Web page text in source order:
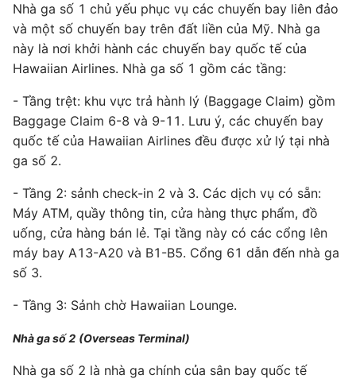
Nhà ga số 1 chủ yếu phục vụ các chuyến bay liên đảo
và một số chuyến bay trên đất liền của Mỹ. Nhà ga
này là nơi khởi hành các chuyến bay quốc tế của
Hawaiian Airlines. Nhà ga số 1 gồm các tầng:
- Tầng trệt: khu vực trả hành lý (Baggage Claim) gồm
Baggage Claim 6-8 và 9-11. Lưu ý, các chuyến bay
quốc tế của Hawaiian Airlines đều được xử lý tại nhà
ga số 2.
- Tầng 2: sảnh check-in 2 và 3. Các dịch vụ có sẵn:
Máy ATM, quầy thông tin, cửa hàng thực phẩm, đồ
uống, cửa hàng bán lẻ. Tại tầng này có các cổng lên
máy bay A13-A20 và B1-B5. Cổng 61 dẫn đến nhà ga
số 3.
- Tầng 3: Sảnh chờ Hawaiian Lounge.
Nhà ga số 2 (Overseas Terminal)
Nhà ga số 2 là nhà ga chính của sân bay quốc tế